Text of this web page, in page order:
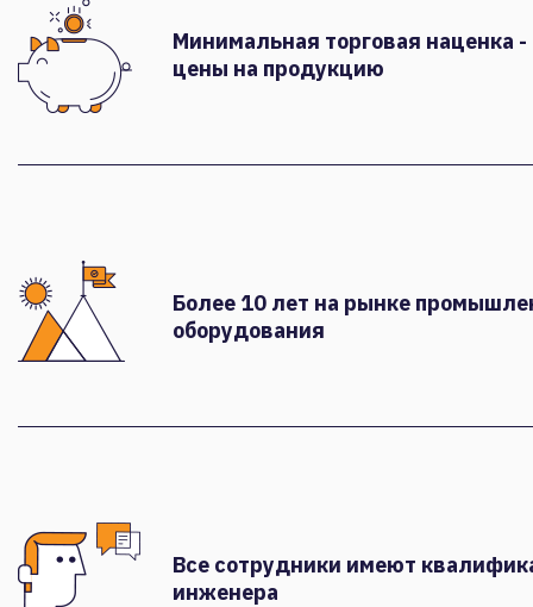
Минимальная торговая наценка
цены на продукцию
Более 10 лет на рынке
оборудования
Все сотрудники имеют
инженера